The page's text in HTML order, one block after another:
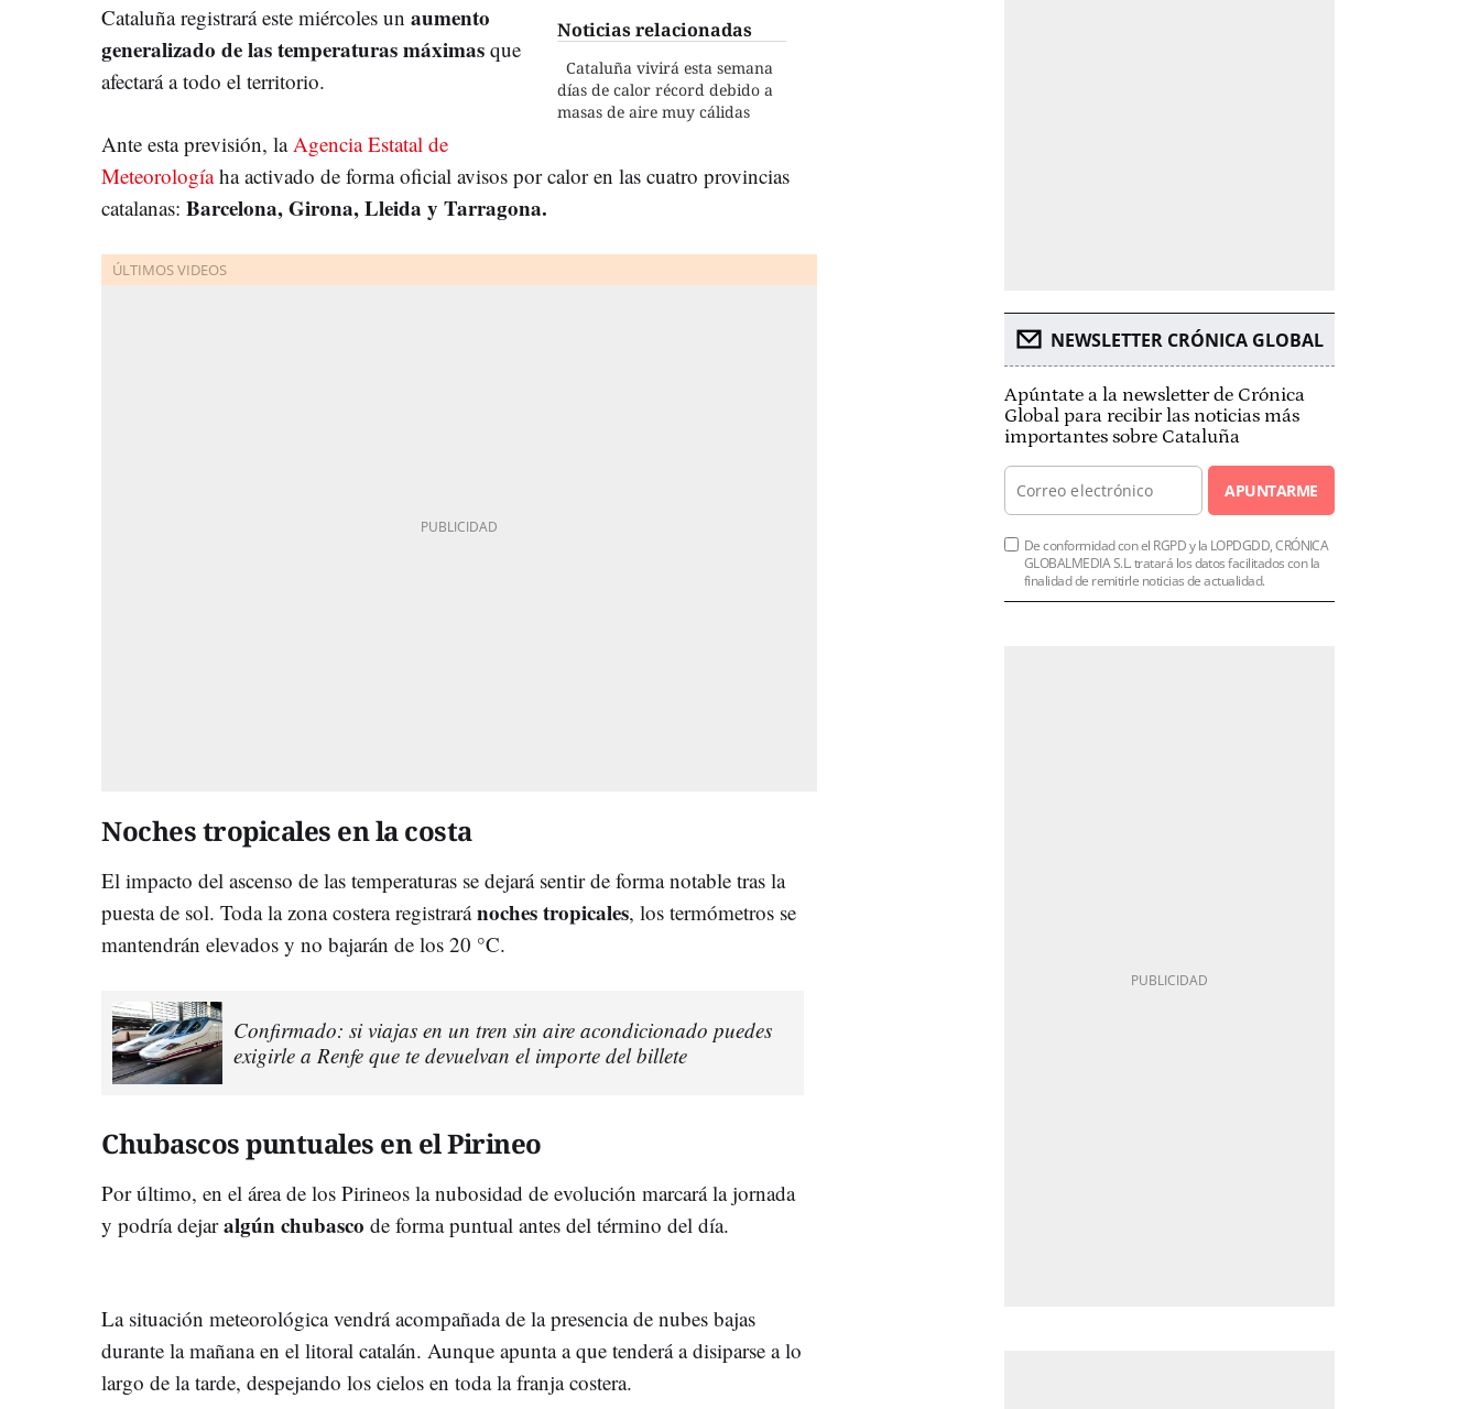
Noticias relacionadas
Cataluña vivirá esta semana
días de calor récord debido a
masas de aire muy cálidas
Cataluña registrará este miércoles un aumento
generalizado de las temperaturas máximas que
afectará a todo el territorio.
Ante esta previsión, la Agencia Estatal de
Meteorologíaha activado de forma oficial avisos por calor en las cuatro provincias
catalanas: Barcelona, Girona, Lleida y Tarragona.
Noches tropicales en la costa
El impacto del ascenso de las temperaturas se dejará sentir de forma notable tras la
puesta de sol. Toda la zona costera registraránoches tropicales, los termómetros se
mantendrán elevados y no bajarán de los 20 °C.
Confirmado: si viajas en un tren sin aire acondicionado puedes
exigirle a Renfe que te devuelvan el importe del billete
Chubascos puntuales en el Pirineo
Por último, en el área de los Pirineos la nubosidad de evolución marcará la jornada
y podría dejaralgún chubasco de forma puntual antes del término del día.
La situación meteorológica vendrá acompañada de la presencia de nubes bajas
durante la mañana en el litoral catalán. Aunque apunta a que tenderá a disiparse a lo
largo de la tarde, despejando los cielos en toda la franja costera.
NEWSLETTER CRÓNICA GLOBAL
Apúntate a la newsletter de Crónica
Global para recibir las noticias más
importantes sobre Cataluña
APUNTARME
De conformidad con el RGPD y la LOPDGDD, CRÓNICA
GLOBALMEDIA S.L. tratará los datos facilitados con la
finalidad de remitirle noticias de actualidad.